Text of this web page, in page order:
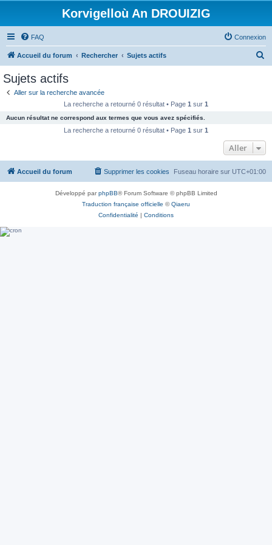
Korvigelloù An DROUIZIG
FAQ Connexion
Accueil du forum Rechercher Sujets actifs
c
e
Sujets actifs
Aller sur la recherche avancée
La recherche a retourné 0 résultat • Page 1 sur 1
Aucun résultat ne correspond aux termes que vous avez spécifiés.
La recherche a retourné 0 résultat • Page 1 sur 1
Aller
Accueil du forum Fuseau horaire sur UTC+01:00
Supprimer les cookies
Développé parphpBB® Forum Software © phpBB Limited
Traduction française officielle ©Qiaeru
Confidentialité | Conditions